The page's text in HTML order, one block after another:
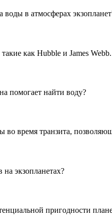
в атмосферах
как Hubble и James Webb.
помогает найти воду?
во время транзита,
экзопланетах?
пригодности